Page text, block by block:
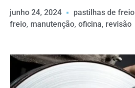
junho 24, 2024
pastilhas de freio
freio, manutenção, oficina, revisão